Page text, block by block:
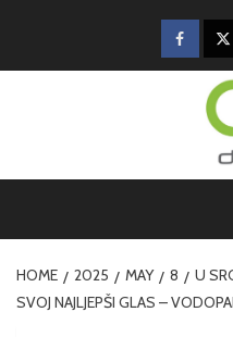
HOME 2025 MAY 8
U
SVOJ NAJLJEPŠI GLAS –